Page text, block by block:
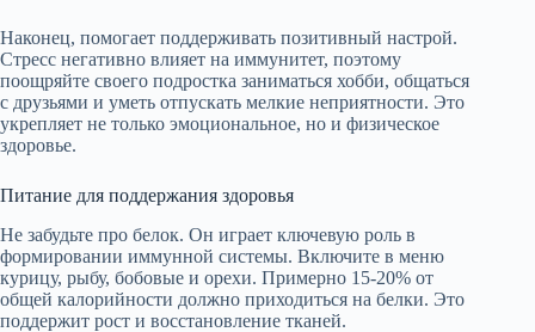
Наконец, помогает поддерживать позитивный настрой.
Стресс негативно влияет на иммунитет, поэтому
поощряйте своего подростка заниматься хобби, общаться
с друзьями и уметь отпускать мелкие неприятности. Это
укрепляет не только эмоциональное, но и физическое
здоровье.
Питание для поддержания здоровья
Не забудьте про белок. Он играет ключевую роль в
формировании иммунной системы. Включите в меню
курицу, рыбу, бобовые и орехи. Примерно 15-20% от
общей калорийности должно приходиться на белки. Это
поддержит рост и восстановление тканей.